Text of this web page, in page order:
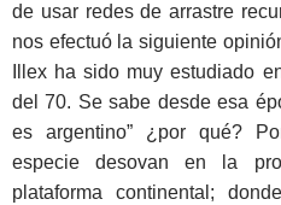
de usar redes de arrastre
nos efectuó la siguiente
Illex ha sido muy estudiado
del 70. Se sabe desde esa
es argentino” ¿por qué?
especie desovan en la
plataforma continental;